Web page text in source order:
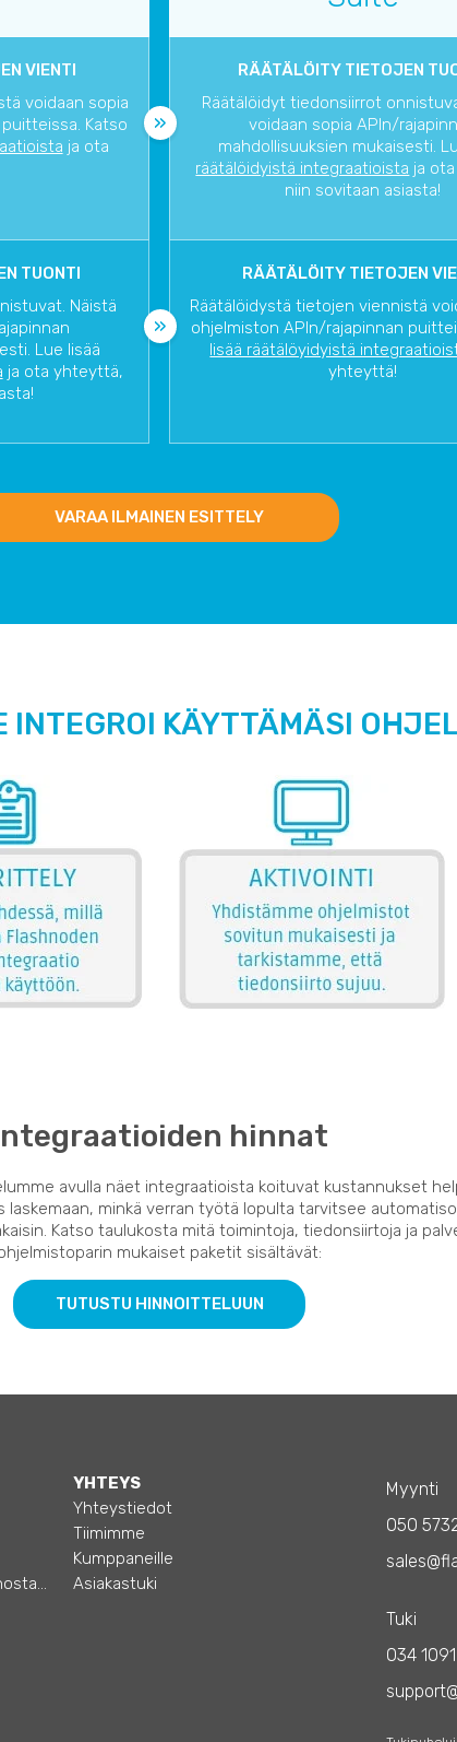
VIENTI
voidaan sopia
Katso
ja ota
RÄÄTÄLÖITY TIETOJEN
Räätälöidyt tiedonsiirrot
voidaan sopia APIn/
mahdollisuuksien mukaisesti.
räätälöidyistä integraatioista ja
niin sovitaan asiasta!
TUONTI
Näistä
Lue lisää
ja ota yhteyttä,
RÄÄTÄLÖITY TIETOJEN
Räätälöidystä tietojen viennistä
ohjelmiston APIn/rajapinnan
lisää räätälöyidyistä
yhteyttä!
VARAA ILMAINEN ESITTELY
INTEGROI KÄYTTÄMÄSI
hinnat
avulla näet integraatioista koituvat kustannukset
laskemaan, minkä verran työtä lopulta tarvitsee
Katso taulukosta mitä toimintoja, tiedonsiirtoja ja
mukaiset paketit sisältävät:
TUTUSTU HINNOITTELUUN
Opas – Liiketoiminnan tehostamiseen
YHTEYS
Yhteystiedot
Tiimimme
Kumppaneille
Asiakastuki
Myynti
050
Tuki
034 1091